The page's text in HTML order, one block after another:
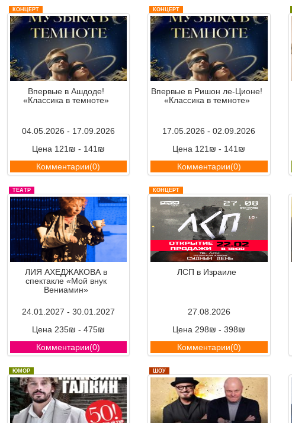
КОНЦЕРТ
Впервые в Ашдоде!
«Классика в темноте»
04.05.2026 - 17.09.2026
Цена 121₪ - 141₪
Комментарии(0)
КОНЦЕРТ
Впервые в Ришон ле-Ционе!
«Классика в темноте»
17.05.2026 - 02.09.2026
Цена 121₪ - 141₪
Комментарии(0)
ТЕАТР
ЛИЯ АХЕДЖАКОВА в
спектакле «Мой внук
Вениамин»
24.01.2027 - 30.01.2027
Цена 235₪ - 475₪
Комментарии(0)
КОНЦЕРТ
ЛСП в Израиле
27.08.2026
Цена 298₪ - 398₪
Комментарии(0)
ЮМОР ШОУ